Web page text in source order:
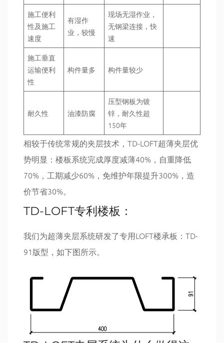
施工便利
性及施工
速度
有湿作
业，较慢
现场无湿作业，
无钢梁连接，快
速
施工垂直
运输便利
性
构件量多 构件量较少
耐久性 油漆防腐
压型钢板为镀
锌，耐久性超
150年
相较于传统常规的夹层技术，TD-LOFT超薄夹层优
势明显：楼板系统完成厚度减薄40%，自重降低
70%，工期减少60%，免维护年限提升300%，造
价节省30%。
TD-LOFT专利楼板：
我们为超薄夹层系统研发了专用LOFT楼承板：TD-
91版型，如下图所示。